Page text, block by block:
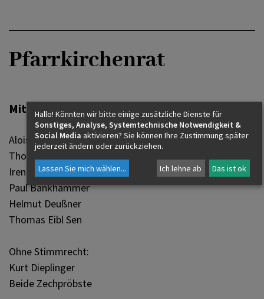
Pfarrkirchenrat
Mitglieder:
Alois Dürlinger
Thomas Altinger
Irene Auer-Crisenaz
Paul Bankhammer
Helmut Deußner
Thomas Eibl Sen
Ohne Stimmrecht:
Kurt Dieplinger
Beide Zechpröbste
Hallo! Könnten wir bitte einige zusätzliche Dienste für
Sonstiges, Analyse, Systemtechnische Notwendigkeit &
Social Media aktivieren? Sie können Ihre Zustimmung später
jederzeit ändern oder zurückziehen.
Lassen Sie mich wählen... Ich lehne ab Das ist ok